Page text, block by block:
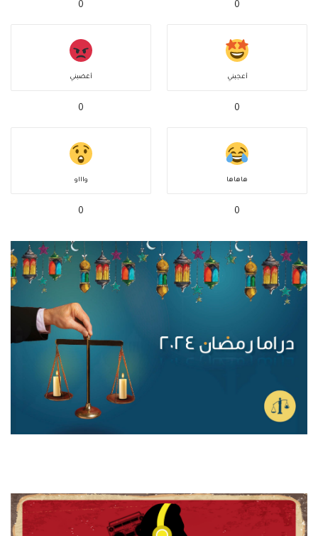
0
0
أعجبني
0
أغضبني
0
هاهاها
0
واااو
0